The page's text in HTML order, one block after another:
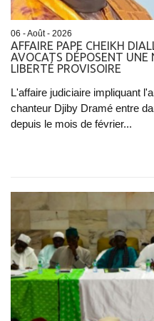
06 - Août - 2026
AFFAIRE PAPE CHEIKH
AVOCATS DÉPOSENT UNE
LIBERTÉ PROVISOIRE
L'affaire judiciaire impliquant
chanteur Djiby Dramé entre
depuis le mois de février...